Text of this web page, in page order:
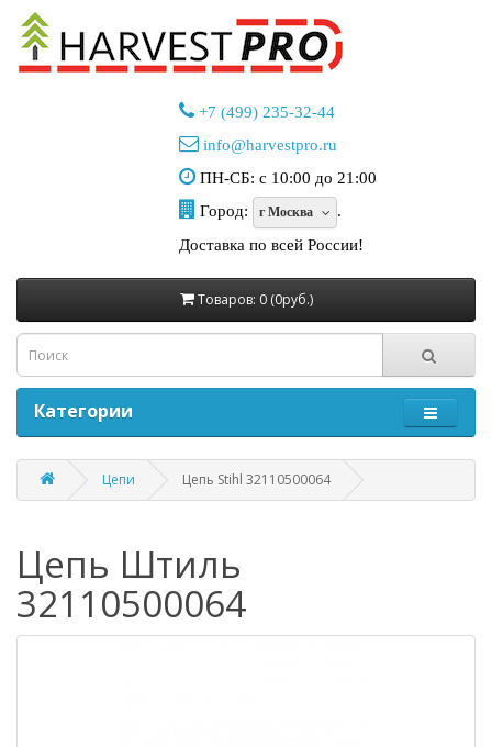
+7 (499) 235-32-44
info@harvestpro.ru
ПН-СБ: с 10:00 до 21:00
Город:
г Москва
.
Доставка по всей России!
Товаров: 0 (0руб.)
Категории
Цепи Цепь Stihl 32110500064
Цепь Штиль
32110500064